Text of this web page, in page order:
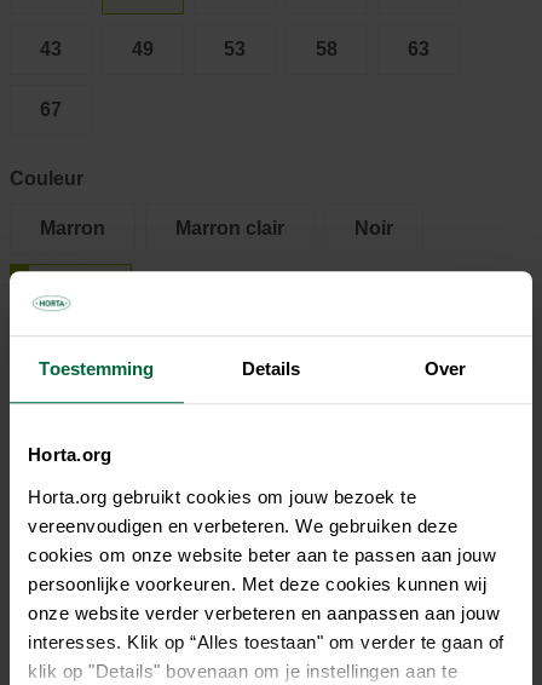
Toestemming Details Over
Horta.org
Horta.org gebruikt cookies om jouw bezoek te
vereenvoudigen en verbeteren. We gebruiken deze
cookies om onze website beter aan te passen aan jouw
persoonlijke voorkeuren. Met deze cookies kunnen wij
onze website verder verbeteren en aanpassen aan jouw
interesses. Klik op “Alles toestaan" om verder te gaan of
klik op "Details" bovenaan om je instellingen aan te
43 49 53 58 63
67
Couleur
Marron Marron clair Noir
Tous les magasins n'ont pas la même gamme
Description
Le collier Jack and Vanilla Timeless en cuir gras est un